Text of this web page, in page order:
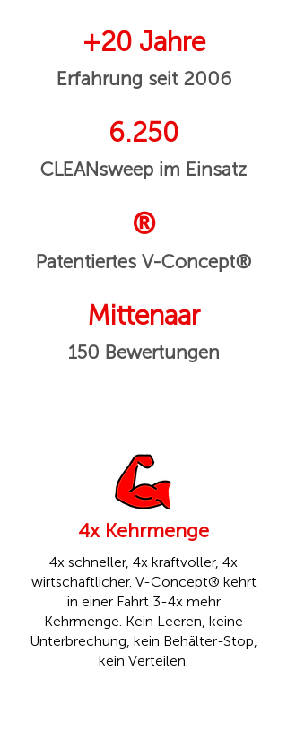
+20 Jahre
Erfahrung seit 2006
6.250
CLEANsweep im Einsatz
®
Patentiertes V-Concept®
Mittenaar
150 Bewertungen
4x Kehrmenge
4x schneller, 4x kraftvoller, 4x
wirtschaftlicher. V-Concept® kehrt
in einer Fahrt 3-4x mehr
Kehrmenge. Kein Leeren, keine
Unterbrechung, kein Behälter-Stop,
kein Verteilen.